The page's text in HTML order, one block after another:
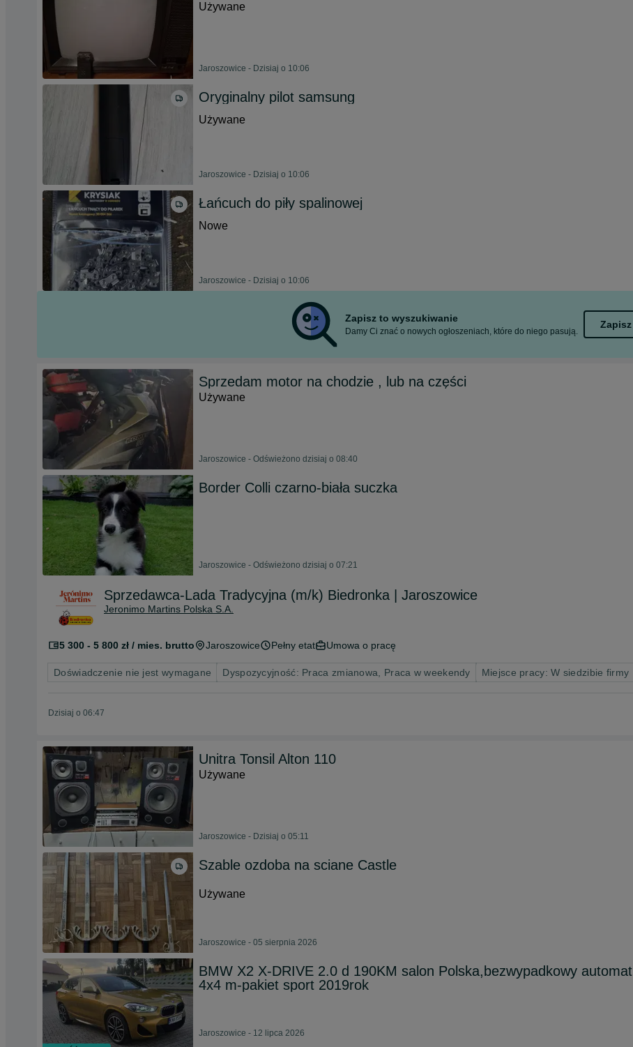
Używane
Jaroszowice - Dzisiaj o 10:06
Oryginalny pilot samsung
Używane
Jaroszowice - Dzisiaj o 10:06
Łańcuch do piły spalinowej
Nowe
Jaroszowice - Dzisiaj o 10:06
Zapisz to wyszukiwanie
Damy Ci znać o nowych ogłoszeniach, które do niego pasują.
Zapisz
Sprzedam motor na chodzie , lub na części
Używane
Jaroszowice - Odświeżono dzisiaj o 08:40
Border Colli czarno-biała suczka
Jaroszowice - Odświeżono dzisiaj o 07:21
Sprzedawca-Lada Tradycyjna (m/k) Biedronka | Jaroszowice
Jeronimo Martins Polska S.A.
5 300 - 5 800 zł / mies. brutto Jaroszowice Pełny etat Umowa o pracę
Doświadczenie nie jest wymagane Dyspozycyjność: Praca zmianowa, Praca w weekendy Miejsce pracy: W siedzibie firmy
Dzisiaj o 06:47
Unitra Tonsil Alton 110
Używane
Jaroszowice - Dzisiaj o 05:11
Szable ozdoba na sciane Castle
Używane
Jaroszowice - 05 sierpnia 2026
BMW X2 X-DRIVE 2.0 d 190KM salon Polska,bezwypadkowy automat
4x4 m-pakiet sport 2019rok
Jaroszowice - 12 lipca 2026